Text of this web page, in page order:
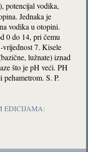
), potencijal vodika,
Jednaka je
vodika u otopini.
0 do 14, pri čemu
vrijednost 7. Kisele
lužnate) iznad
što je pH veći. PH
S. P.
EDICIJAMA: